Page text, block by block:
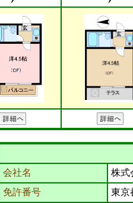
会社名
株
免許番号
東京